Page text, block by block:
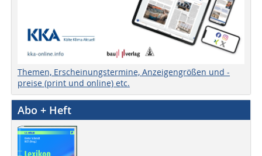
Themen, Erscheinungstermine, Anzeigengrößen und -
preise (print und online) etc.
Abo + Heft